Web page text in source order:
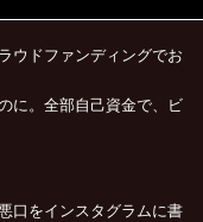
ウドファンディングでお
に。全部自己資金で、ビ
口をインスタグラムに書